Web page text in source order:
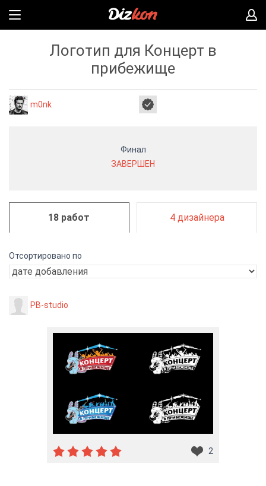
Логотип для Концерт в
прибежище
m0nk
Финал
ЗАВЕРШЕН
18 работ 4 дизайнера
Отсортировано по
PB-studio
2